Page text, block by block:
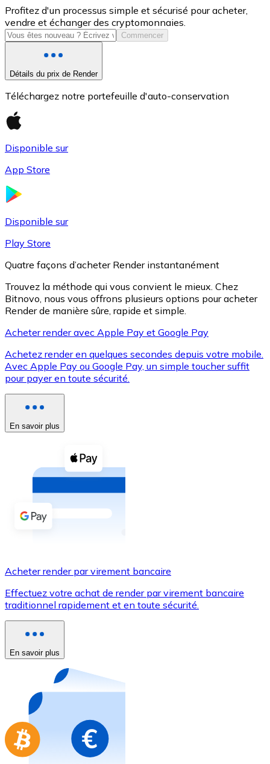
USD Coin
USDC
XRP
XRP
Voir toutes
Coupons crypto
Achetez des cryptomonnaies en espèces et d'autres
Acheter avec espèces
Virement SEPA
Utilisez les cartes Visa et Mastercard pour acheter
Acheter avec carte
Nouveau
Achetez des cartes-cadeaux de vos marques
Aller à la boutique de cartes-cadeaux
Profitez d'un processus simple et sécurisé pour acheter,
vendre et échanger des cryptomonnaies.
Commencer
Détails du prix de Render
Téléchargez notre portefeuille d'auto-conservation
Disponible sur
App Store
Disponible sur
Play Store
Quatre façons d’acheter Render instantanément
Trouvez la méthode qui vous convient le mieux. Chez
Bitnovo, nous vous offrons plusieurs options pour acheter
Render de manière sûre, rapide et simple.
Acheter render avec Apple Pay et Google Pay
Achetez render en quelques secondes depuis votre mobile.
Avec Apple Pay ou Google Pay, un simple toucher suffit
pour payer en toute sécurité.
En savoir plus
Acheter render par virement bancaire
Effectuez votre achat de render par virement bancaire
traditionnel rapidement et en toute sécurité.
En savoir plus